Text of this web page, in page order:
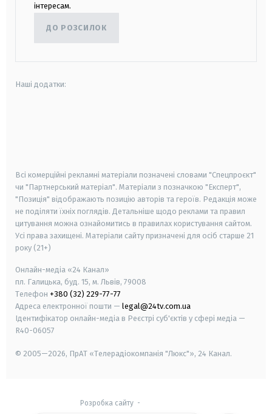
інтересам.
ДО РОЗСИЛОК
Наші додатки:
Всі комерційні рекламні матеріали позначені словами "Спецпроєкт"
чи "Партнерський матеріал". Матеріали з позначкою "Експерт",
"Позиція" відображають позицію авторів та героїв. Редакція може
не поділяти їхніх поглядів. Детальніше щодо реклами та правил
цитування можна ознайомитись в правилах користування сайтом.
Усі права захищені. Матеріали сайту призначені для осіб старше 21
року (21+)
Онлайн-медіа «24 Канал»
пл. Галицька, буд. 15, м. Львів, 79008
Телефон +380 (32) 229-77-77
Адреса електронної пошти — legal@24tv.com.ua
Ідентифікатор онлайн-медіа в Реєстрі суб'єктів у сфері медіа —
R40-06057
© 2005—2026, ПрАТ «Телерадіокомпанія "Люкс"», 24 Канал.
Розробка сайту-